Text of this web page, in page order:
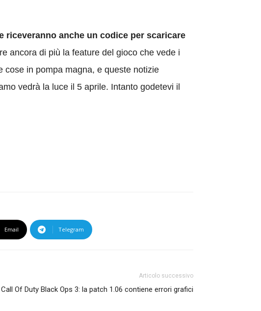
anche un codice per scaricare
ancora di più la feature del gioco che vede i
cose in pompa magna, e queste notizie
vedrà la luce il 5 aprile. Intanto godetevi il
Email Telegram
Articolo successivo
Call Of Duty Black Ops 3: la patch 1.06 contiene errori grafici